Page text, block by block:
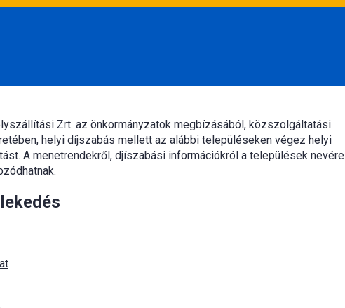
Zrt. az önkormányzatok megbízásából, közszolgáltatási
helyi díjszabás mellett az alábbi településeken végez helyi
A menetrendekről, djíszabási információkról a települések nevére